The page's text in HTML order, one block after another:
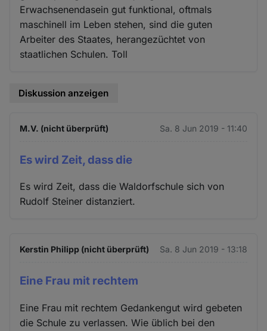
Erwachsenendasein gut funktional, oftmals
maschinell im Leben stehen, sind die guten
Arbeiter des Staates, herangezüchtet von
staatlichen Schulen. Toll
Diskussion anzeigen
M.V. (nicht überprüft) Sa. 8 Jun 2019 - 11:40
Es wird Zeit, dass die
Es wird Zeit, dass die Waldorfschule sich von
Rudolf Steiner distanziert.
Kerstin Philipp (nicht überprüft) Sa. 8 Jun 2019 - 13:18
Eine Frau mit rechtem
Eine Frau mit rechtem Gedankengut wird gebeten
die Schule zu verlassen. Wie üblich bei den